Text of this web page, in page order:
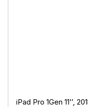
iPad Pro 1Gen 11’’,